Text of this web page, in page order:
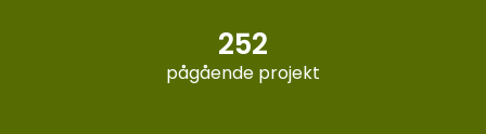
252
pågående projekt